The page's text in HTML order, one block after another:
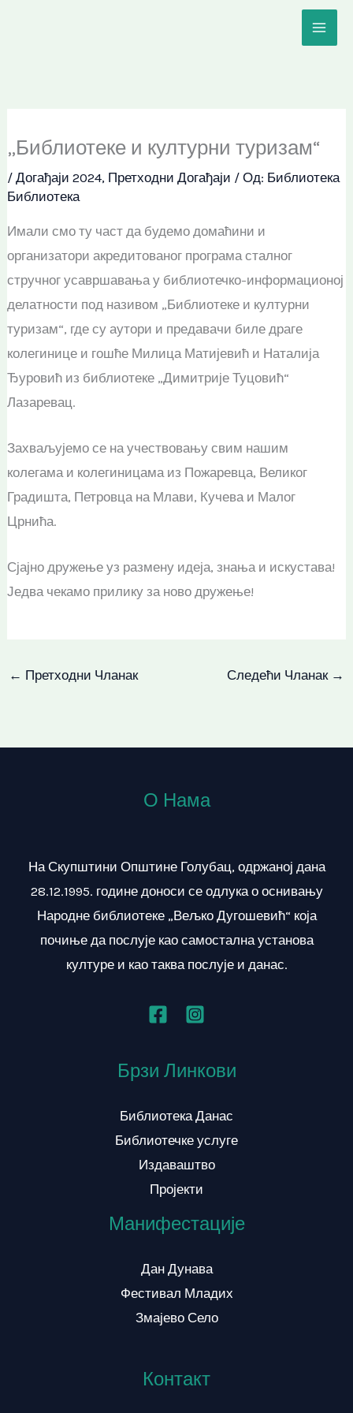
„Библиотеке и културни туризам“
/Догађаји 2024, Претходни Догађаји / Од: Библиотека
Библиотека
Имали смо ту част да будемо домаћини и
организатори акредитованог програма сталног
стручног усавршавања у библиотечко-информационој
делатности под називом „Библиотеке и културни
туризам“, где су аутори и предавачи биле драге
колегинице и гошће Милица Матијевић и Наталија
Ђуровић из библиотеке „Димитрије Туцовић“
Лазаревац.
Захваљујемо се на учествовању свим нашим
колегама и колегиницама из Пожаревца, Великог
Градишта, Петровца на Млави, Кучева и Малог
Црнића.
Сјајно дружење уз размену идеја, знања и искустава!
Једва чекамо прилику за ново дружење!
← Претходни Чланак Следећи Чланак →
О Нама
На Скупштини Општине Голубац, одржаној дана
28.12.1995. године доноси се одлука о оснивању
Народне библиотеке „Вељко Дугошевић“ која
почиње да послује као самостална установа
културе и као таква послује и данас.
Брзи Линкови
Библиотека Данас
Библиотечке услуге
Издаваштво
Пројекти
Манифестације
Дан Дунава
Фестивал Младих
Змајево Село
Контакт